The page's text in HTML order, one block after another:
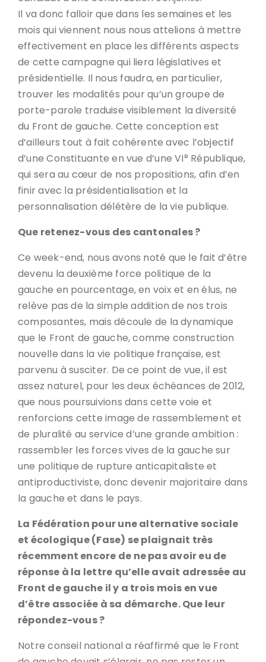
Il va donc falloir que dans les semaines et les
mois qui viennent nous nous attelions à mettre
effectivement en place les différents aspects
de cette campagne qui liera législatives et
présidentielle. Il nous faudra, en particulier,
trouver les modalités pour qu’un groupe de
porte-parole traduise visiblement la diversité
du Front de gauche. Cette conception est
d’ailleurs tout à fait cohérente avec l’objectif
d’une Constituante en vue d’une VI° République,
qui sera au cœur de nos propositions, afin d’en
finir avec la présidentialisation et la
personnalisation délétère de la vie publique.
Que retenez-vous des cantonales ?
Ce week-end, nous avons noté que le fait d’être
devenu la deuxième force politique de la
gauche en pourcentage, en voix et en élus, ne
relève pas de la simple addition de nos trois
composantes, mais découle de la dynamique
que le Front de gauche, comme construction
nouvelle dans la vie politique française, est
parvenu à susciter. De ce point de vue, il est
assez naturel, pour les deux échéances de 2012,
que nous poursuivions dans cette voie et
renforcions cette image de rassemblement et
de pluralité au service d’une grande ambition :
rassembler les forces vives de la gauche sur
une politique de rupture anticapitaliste et
antiproductiviste, donc devenir majoritaire dans
la gauche et dans le pays.
La Fédération pour une alternative sociale
et écologique (Fase) se plaignait très
récemment encore de ne pas avoir eu de
réponse à la lettre qu’elle avait adressée au
Front de gauche il y a trois mois en vue
d’être associée à sa démarche. Que leur
répondez-vous ?
Notre conseil national a réaffirmé que le Front